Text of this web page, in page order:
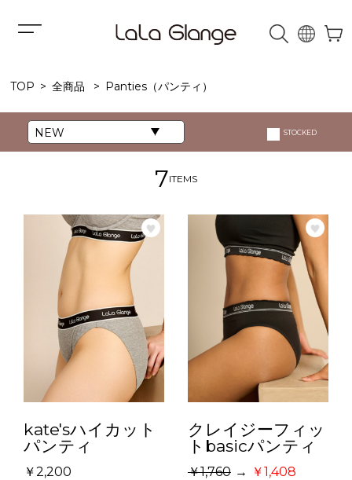
TOP 全商品 Panties（パンティ）
7ITEMS
NEW STOCKED
kate'sハイカット
パンティ
2,200
クレイジーフィッ
トbasicパンティ
1,408
1,760 →